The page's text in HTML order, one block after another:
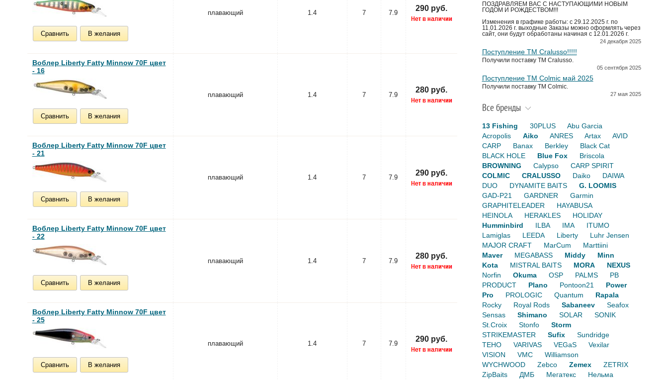
Сравнить В желания
плавающий 1.4 7 7.9
290 руб.
Воблер Liberty Fatty Minnow 70F цвет
- 16
Сравнить В желания
плавающий 1.4 7 7.9
280 руб.
Воблер Liberty Fatty Minnow 70F цвет
- 21
Сравнить В желания
плавающий 1.4 7 7.9
290 руб.
Воблер Liberty Fatty Minnow 70F цвет
- 22
Сравнить В желания
плавающий 1.4 7 7.9
280 руб.
Воблер Liberty Fatty Minnow 70F цвет
- 25
Сравнить В желания
плавающий 1.4 7 7.9
290 руб.
ПОЗДРАВЛЯЕМ ВАС С НАСТУПАЮЩИМИ НОВЫМ
ГОДОМ И РОЖДЕСТВОМ!!!
Изменения в графике работы: с 29.12.2025 г. по
11.01.2026 г. выходные Заказы можно оформлять через
сайт, они будут обработаны начиная с 12.01.2026 г.
24 декабря 2025
Поступление TM Cralusso!!!!!
Получили поставку ТМ Cralusso.
05 сентября 2025
Поступление TM Colmic май 2025
Получили поставку ТМ Colmic.
27 мая 2025
Все бренды
13 Fishing 30PLUS
Abu Garcia
Acropolis
Aiko ANRES Artax
AVID
CARP
Banax Berkley
Black Cat
BLACK HOLE
Blue Fox
Briscola
BROWNING
Calypso
CARP SPIRIT
COLMIC
CRALUSSO Daiko
DAIWA
DUO
DYNAMITE BAITS
G. LOOMIS
GAD-P21
GARDNER
Garmin
GRAPHITELEADER
HAYABUSA
HEINOLA
HERAKLES
HOLIDAY
Humminbird
ILBA IMA
ITUMO
Lamiglas
LEEDA Liberty
Luhr Jensen
MAJOR CRAFT
MarCum
Marttiini
Maver
MEGABASS Middy
Minn
Kota
MISTRAL BAITS MORA
NEXUS
Norfin
Okuma OSP PALMS
PB
PRODUCT
Plano Pontoon21
Power
Pro
PROLOGIC Quantum
Rapala
Rocky
Royal Rods Sabaneev
Seafox
Sensas
Shimano SOLAR
SONIK
St.Croix
Stonfo
Storm
STRIKEMASTER
Sufix
Sundridge
TEHO
VARIVAS VEGaS
Vexilar
VISION
VMC
Williamson
WYCHWOOD
Zebco Zemex
ZETRIX
ZipBaits
ДМБ Мегатекс
Нельма